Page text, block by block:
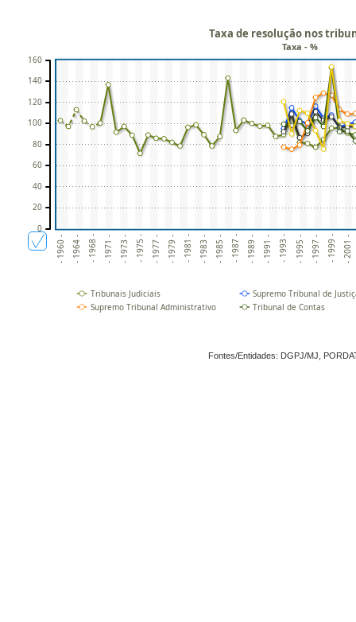
- 1960 - - 1964 - - 1968 - - 1971 - - 1973 - - 1975 - - 1977 - - 1979 - - 1981 - - 1983 - - 1985 - - 1987 - - 1989 - - 1991 - - 1993 - - 1995 - - 1997 - - 1999 - - 2001 -
Taxa de resolução nos
Taxa - %
0
20
40
60
80
100
120
140
160
Tribunais Judiciais
Supremo Tribunal de
Supremo Tribunal Administrativo
Tribunal de Contas
Fontes/Entidades: DGPJ/MJ,